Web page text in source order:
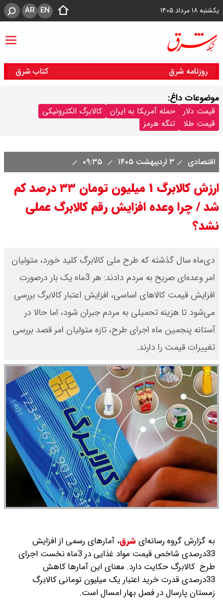
یکشنبه ۱۸ مرداد ۱۴۰۵ EN
AR
روزنامه شرق کتاب شرق
موضوعات داغ:
قیمت دلار حمله آمریکا به ایران
کالابرگ الکترونیکی
قیمت طلا
تنگه هرمز
اقتصادی ۳ اردیبهشت ۱۴۰۵
ارزش کالابرگ ۱ میلیون تومان ۳۳ درصد کم
شد / چرا وعده افزایش رقم کالابرگ عملی
نشد؟
دی‌ماه سال گذشته که طرح ملی کالابرگ کلید خورد، متولیان
امر وعده‌ای صریح به مردم دادند: هر 3ماه یک ‌بار درصورت
افزایش قیمت کالاهای اساسی، افزایش اعتبار کالابرگ بررسی
می‌شود تا هزینه تحمیلی به مردم جبران شود، اما حالا در
آستانه پنجمین‌ ماه اجرای طرح، تازه متولیان امر قصد بررسی
تغییرات قیمت را دارند.
به گزارش گروه رسانه‌ایشرق، آمارهای رسمی از افزایش
33درصدی شاخص قیمت مواد غذایی در 3‌ماه‌ نخست اجرای
طرح ‌ کالابرگ حکایت دارد. معنای این آمارها کاهش
33درصدی قدرت خرید اعتبار یک‌ میلیون تومانی کالابرگ
زمستان پارسال در فصل بهار امسال است.‌